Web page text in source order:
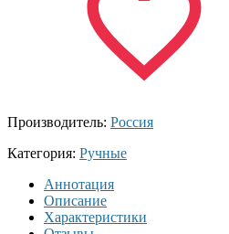
Производитель: Россия
Категория: Ручные
Аннотация
Описание
Характеристики